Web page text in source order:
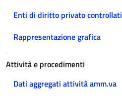
Enti di diritto privato controllati
Rappresentazione grafica
Attività e procedimenti
Dati aggregati attività amm.va